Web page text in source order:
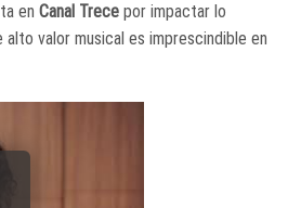
en Canal Trece por impactar lo
valor musical es imprescindible en